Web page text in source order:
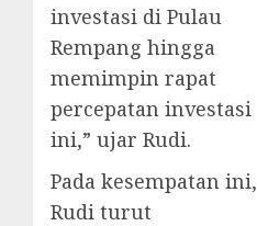
investasi di Pulau
Rempang hingga
memimpin rapat
percepatan investasi
ini,” ujar Rudi.
Pada kesempatan ini,
Rudi turut